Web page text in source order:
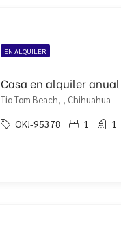
EN ALQUILER
Casa en alquiler
Tio Tom Beach, , Chihuahua
OK!-95378 1 1